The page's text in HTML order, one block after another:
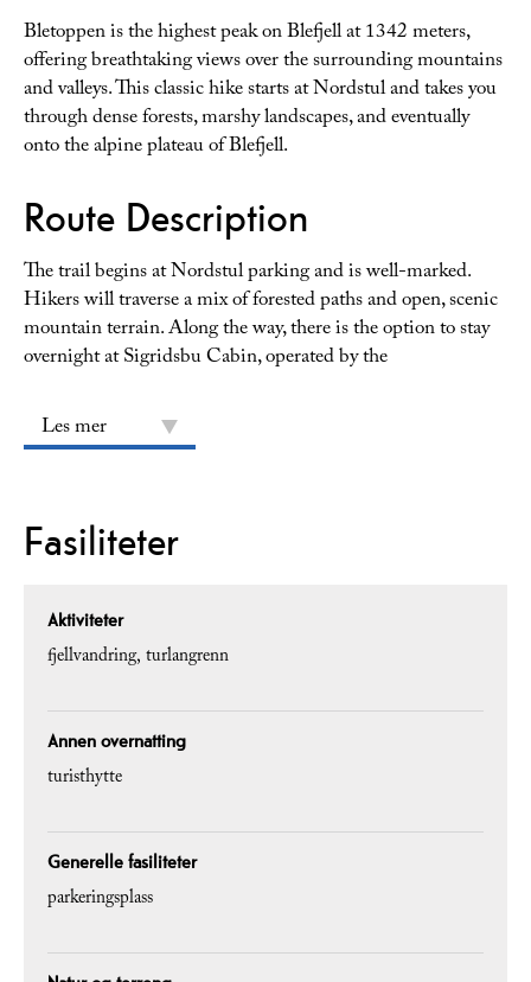
Bletoppen is the highest peak on Blefjell at 1342 meters,
offering breathtaking views over the surrounding mountains
and valleys. This classic hike starts at Nordstul and takes you
through dense forests, marshy landscapes, and eventually
onto the alpine plateau of Blefjell.
Route Description
The trail begins at Nordstul parking and is well-marked.
Hikers will traverse a mix of forested paths and open, scenic
mountain terrain. Along the way, there is the option to stay
overnight at Sigridsbu Cabin, operated by the
Les mer
Fasiliteter
Aktiviteter
fjellvandring turlangrenn
Annen overnatting
turisthytte
Generelle fasiliteter
parkeringsplass